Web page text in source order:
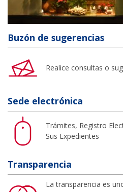
Buzón de sugerencias
Realice consultas o
Sede electrónica
Trámites, Registro
Sus Expedientes
Transparencia
La transparencia es